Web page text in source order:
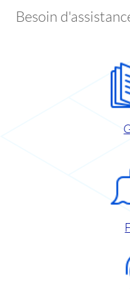
Besoin